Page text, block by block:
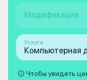
Модификация
Услуга
Компьютерная
Чтобы увидеть